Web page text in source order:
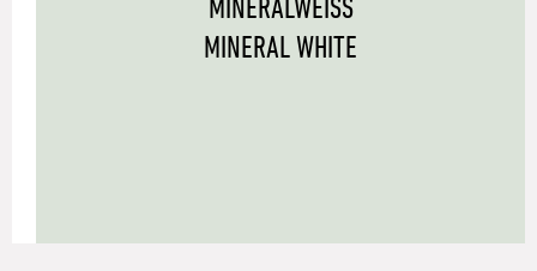
MINERALWEISS
MINERAL WHITE